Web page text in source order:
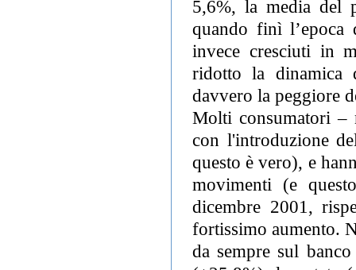
5,6%, la media del
quando finì
invece cresciuti in
ridotto la dinamica
davvero la peggiore
Molti consumatori –
con l'introduzione
questo è vero), e
movimenti (e
dicembre 2001,
fortissimo aumento.
da sempre sul